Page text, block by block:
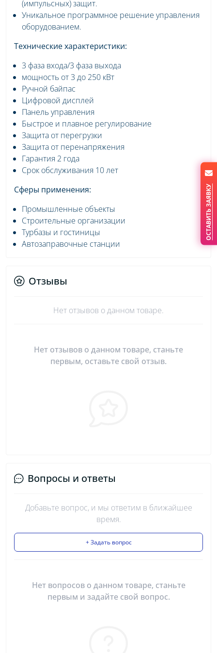
(импульсных) защит.
Уникальное программное решение управления
оборудованием.
Технические характеристики:
3 фаза входа/3 фаза выхода
мощность от 3 до 250 кВт
Ручной байпас
Цифровой дисплей
Панель управления
Быстрое и плавное регулирование
Защита от перегрузки
Защита от перенапряжения
Гарантия 2 года
Срок обслуживания 10 лет
Сферы применения:
Промышленные объекты
Строительные организации
Турбазы и гостиницы
Автозаправочные станции
Отзывы
Нет отзывов о данном товаре.
Нет отзывов о данном товаре, станьте
первым, оставьте свой отзыв.
Вопросы и ответы
Добавьте вопрос, и мы ответим в ближайшее
время.
+ Задать вопрос
Нет вопросов о данном товаре, станьте
первым и задайте свой вопрос.
ОСТАВИТЬ ЗАЯВКУ